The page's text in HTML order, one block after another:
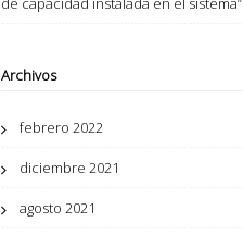
Archivos
febrero 2022
diciembre 2021
agosto 2021